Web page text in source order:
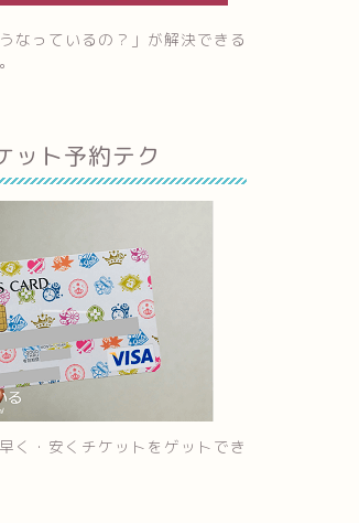
なっているの？」が解決できる
ット予約テク
く・安くチケットをゲットでき